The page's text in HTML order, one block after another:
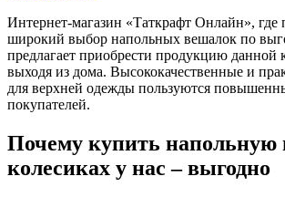
Интернет-магазин «Таткрафт Онлайн», где
широкий выбор напольных вешалок по
предлагает приобрести продукцию данной
выходя из дома. Высококачественные и
для верхней одежды пользуются
покупателей.
Почему купить напольную
колесиках у нас – выгодно